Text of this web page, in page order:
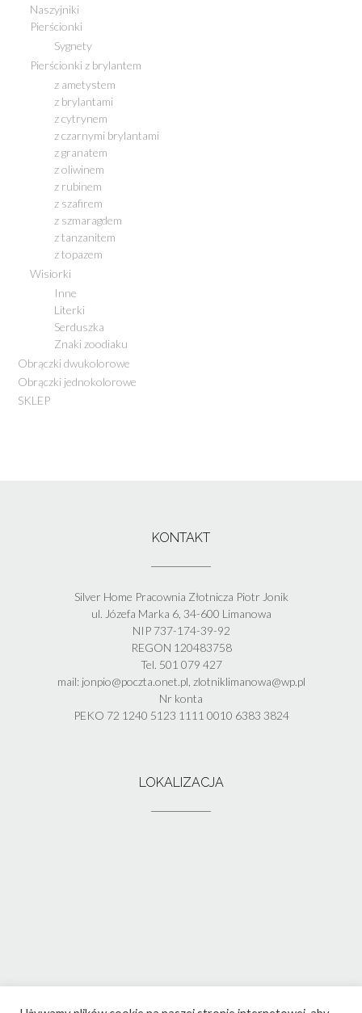
Naszyjniki
Pierścionki
Sygnety
Pierścionki z brylantem
z ametystem
z brylantami
z cytrynem
z czarnymi brylantami
z granatem
z oliwinem
z rubinem
z szafirem
z szmaragdem
z tanzanitem
z topazem
Wisiorki
Inne
Literki
Serduszka
Znaki zoodiaku
Obrączki dwukolorowe
Obrączki jednokolorowe
SKLEP
KONTAKT
Silver Home Pracownia Złotnicza Piotr Jonik
ul. Józefa Marka 6, 34-600 Limanowa
NIP 737-174-39-92
REGON 120483758
Tel. 501 079 427
mail: jonpio@poczta.onet.pl, zlotniklimanowa@wp.pl
Nr konta
PEKO 72 1240 5123 1111 0010 6383 3824
LOKALIZACJA